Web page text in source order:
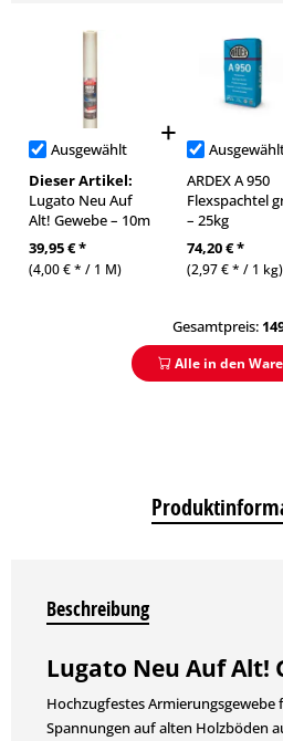
Ausgewählt
Dieser Artikel:
Lugato Neu Auf
Alt! Gewebe – 10m
39,95 € *
(4,00 € * / 1 M)
ARDEX A 950
Flexspachtel
– 25kg
74,20 € *
(2,97 € * / 1 kg)
Gesamtpreis:
Alle in den
Beschreibung
Lugato Neu Auf Alt!
Hochzugfestes Armierungsgewebe
Spannungen auf alten Holzböden